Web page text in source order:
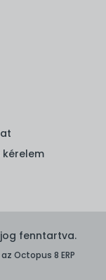
jog fenntartva.
Octopus 8 ERP